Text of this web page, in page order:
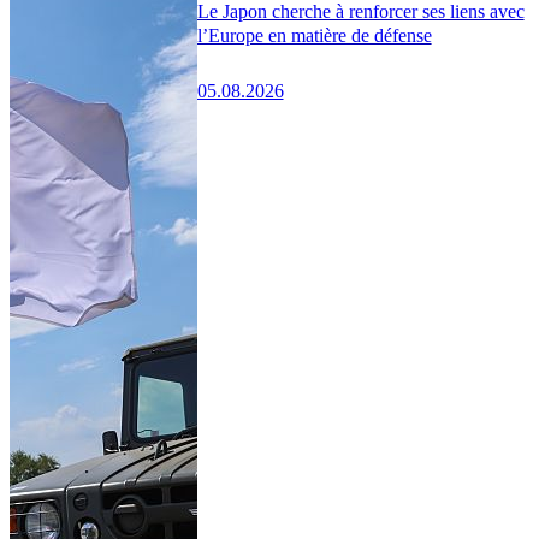
Le Japon cherche à renforcer ses liens avec
l’Europe en matière de défense
05.08.2026